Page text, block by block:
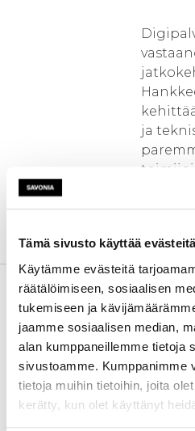
Tämä sivusto käyttää
Käytämme evästeitä
räätälöimiseen, sosiaalisen
tukemiseen ja
jaamme sosiaalisen median,
alan kumppaneillemme tietoja
sivustoamme. Kumppanimme
tietoja muihin tietoihin, joita
kerätty, kun olet käyttänyt
ja
Toimenpiteet
1)
-